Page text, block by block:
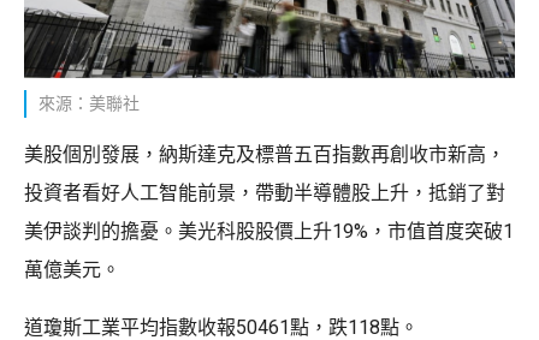
來源：美聯社
美股個別發展，納斯達克及標普五百指數再創收市新高，
投資者看好人工智能前景，帶動半導體股上升，抵銷了對
美伊談判的擔憂。美光科股股價上升19%，市值首度突破1
萬億美元。
道瓊斯工業平均指數收報50461點，跌118點。